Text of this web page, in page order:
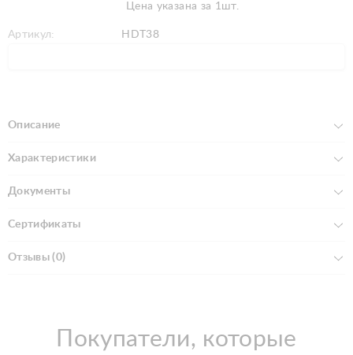
Цена указана за 1шт.
Артикул: HDT38
Описание
Характеристики
Документы
Сертификаты
Отзывы (0)
Покупатели, которые